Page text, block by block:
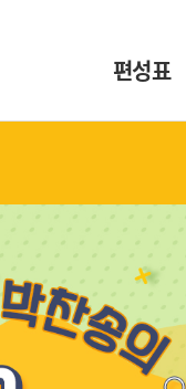
편성표